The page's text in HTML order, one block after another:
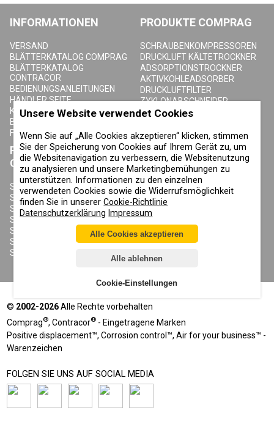
INFORMATIONEN
VERSAND
BLÄTTERKATALOG COMPRAG
BLÄTTERKATALOG
CONTRACOR
BEDIENUNGSANLEITUNGEN
HÄNDLER SEITE
KONTAKTE
BLOG
FAQ
PRODUKTE COMPRAG
SCHRAUBENKOMPRESSOREN
DRUCKLUFT KÄLTETROCKNER
ADSORPTIONSTROCKNER
AKTIVKOHLEADSORBER
DRUCKLUFTFILTER
ZYKLONABSCHNEIDER
DRUCKLUFTBEHÄLTER
PRODUKTE
CONTRACOR
SANDSTRAHLGERÄTE
SANDSTRAHLHELME
SANDSTRAHLANZÜGE
SANDSTRAHLDÜSEN
SANDSTRAHLSCHLAUCH
SANDSTRAHLKUPPLUNGEN
SANDSTRAHLKABINEN
ÜBER COMPRAG
ÜBER UNS
URHEBERRECHT, MARKEN UND
SONSTIGE RECHTE
DATENSCHUTZERKLÄRUNG
COOKIE-RICHTLINIE
IMPRESSUM
© 2002-2026Alle Rechte vorbehalten
Comprag®, Contracor® - Eingetragene Marken
Positive displacement™, Corrosion control™, Air for your business™ -
Warenzeichen
FOLGEN SIE UNS AUF SOCIAL MEDIA
Unsere Website verwendet Cookies
Wenn Sie auf „Alle Cookies akzeptieren“ klicken, stimmen
Sie der Speicherung von Cookies auf Ihrem Gerät zu, um
die Websitenavigation zu verbessern, die Websitenutzung
zu analysieren und unsere Marketingbemühungen zu
unterstützen. Informationen zu den einzelnen
verwendeten Cookies sowie die Widerrufsmöglichkeit
finden Sie in unsererCookie-Richtlinie
Datenschutzerklärung Impressum
Alle Cookies akzeptieren
Alle ablehnen
Cookie-Einstellungen